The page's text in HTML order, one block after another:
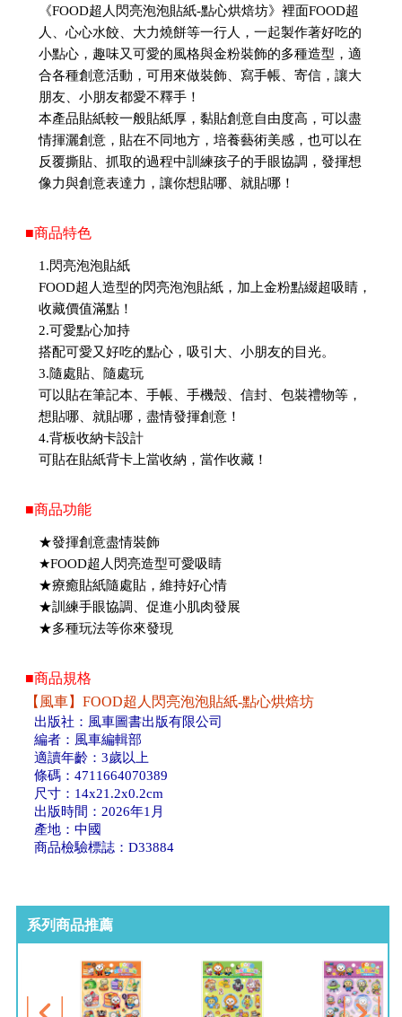
《FOOD超人閃亮泡泡貼紙-點心烘焙坊》裡面FOOD超
人、心心水餃、大力燒餅等一行人，一起製作著好吃的
小點心，趣味又可愛的風格與金粉裝飾的多種造型，適
合各種創意活動，可用來做裝飾、寫手帳、寄信，讓大
朋友、小朋友都愛不釋手！
本產品貼紙較一般貼紙厚，黏貼創意自由度高，可以盡
情揮灑創意，貼在不同地方，培養藝術美感，也可以在
反覆撕貼、抓取的過程中訓練孩子的手眼協調，發揮想
像力與創意表達力，讓你想貼哪、就貼哪！
■商品特色
1.閃亮泡泡貼紙
FOOD超人造型的閃亮泡泡貼紙，加上金粉點綴超吸睛，
收藏價值滿點！
2.可愛點心加持
搭配可愛又好吃的點心，吸引大、小朋友的目光。
3.隨處貼、隨處玩
可以貼在筆記本、手帳、手機殼、信封、包裝禮物等，
想貼哪、就貼哪，盡情發揮創意！
4.背板收納卡設計
可貼在貼紙背卡上當收納，當作收藏！
■商品功能
★發揮創意盡情裝飾
★FOOD超人閃亮造型可愛吸睛
★療癒貼紙隨處貼，維持好心情
★訓練手眼協調、促進小肌肉發展
★多種玩法等你來發現
■商品規格
【風車】FOOD超人閃亮泡泡貼紙-點心烘焙坊
出版社：風車圖書出版有限公司
編者：風車編輯部
適讀年齡：3歲以上
條碼：4711664070389
尺寸：14x21.2x0.2cm
出版時間：2026年1月
產地：中國
商品檢驗標誌：D33884
系列商品推薦